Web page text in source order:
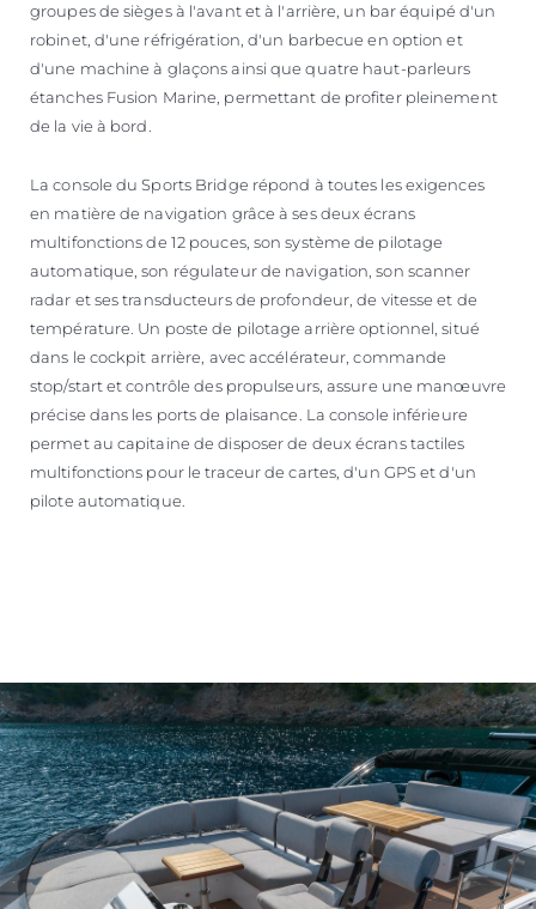
groupes de sièges à l'avant et à l'arrière, un bar équipé d'un
robinet, d'une réfrigération, d'un barbecue en option et
d'une machine à glaçons ainsi que quatre haut-parleurs
étanches Fusion Marine, permettant de profiter pleinement
de la vie à bord.
La console du Sports Bridge répond à toutes les exigences
en matière de navigation grâce à ses deux écrans
multifonctions de 12 pouces, son système de pilotage
automatique, son régulateur de navigation, son scanner
radar et ses transducteurs de profondeur, de vitesse et de
température. Un poste de pilotage arrière optionnel, situé
dans le cockpit arrière, avec accélérateur, commande
stop/start et contrôle des propulseurs, assure une manœuvre
précise dans les ports de plaisance. La console inférieure
permet au capitaine de disposer de deux écrans tactiles
multifonctions pour le traceur de cartes, d'un GPS et d'un
pilote automatique.